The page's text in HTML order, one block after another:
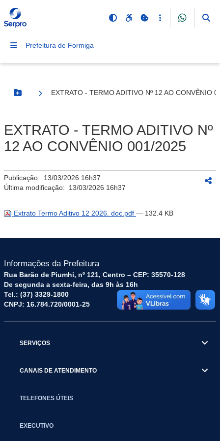
Prefeitura de Formiga
Botão Menu
EXTRATO - TERMO ADITIVO Nº 12 AO CONVÊNIO
EXTRATO - TERMO ADITIVO Nº
12 AO CONVÊNIO 001/2025
Publicação: 13/03/2026 16h37
Última modificação: 13/03/2026 16h37
Extrato Termo Aditivo 12 2026. doc.pdf — 132.4 KB
Informações da Prefeitura
Rua Barão de Piumhi, nº 121, Centro – CEP: 35570-128
De segunda a sexta-feira, das 9h às 16h
Tel.: (37) 3329-1800
CNPJ: 16.784.720/0001-25
SERVIÇOS
CANAIS DE ATENDIMENTO
TELEFONES ÚTEIS
EXECUTIVO